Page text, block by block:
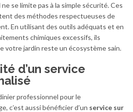
se limite pas à la simple sécurité. Ces
des méthodes respectueuses de
En utilisant des outils adéquats et en
chimiques excessifs, ils
votre jardin reste un écosystème sain.
d’un service
professionnel pour le
c’est aussi bénéficier d’un service sur